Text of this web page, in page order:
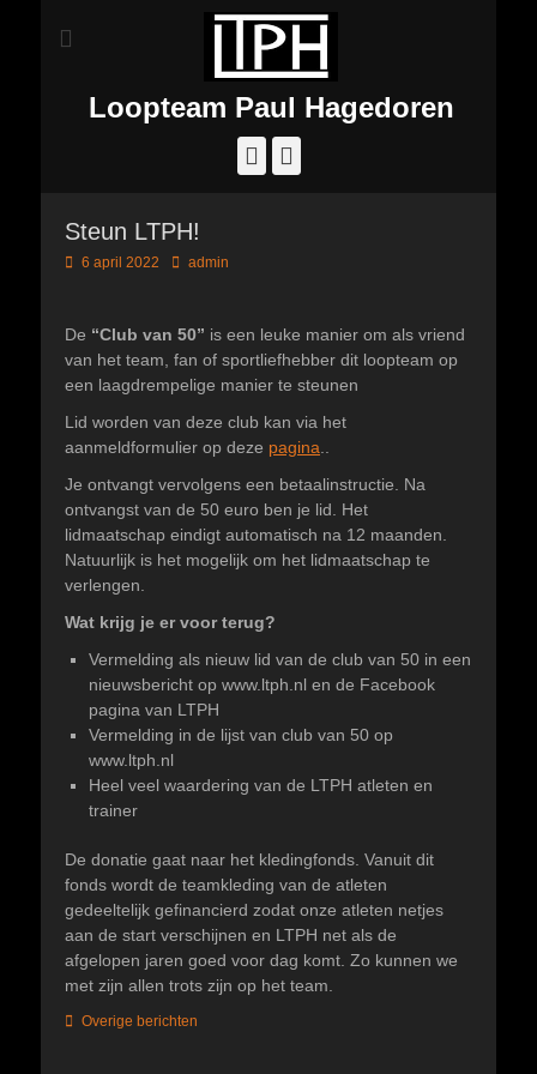
Loopteam Paul Hagedoren
Facebook
Steun LTPH!
Geplaatst
6 april 2022 Author
admin
De “Club van 50” is een leuke manier om als vriend
van het team, fan of sportliefhebber dit loopteam op
een laagdrempelige manier te steunen
Lid worden van deze club kan via het
aanmeldformulier op deze pagina
Je ontvangt vervolgens een betaalinstructie. Na
ontvangst van de 50 euro ben je lid. Het
lidmaatschap eindigt automatisch na 12 maanden.
Natuurlijk is het mogelijk om het lidmaatschap te
verlengen.
Wat krijg je er voor terug?
Vermelding als nieuw lid van de club van 50 in een
nieuwsbericht op www.ltph.nl en de Facebook
pagina van LTPH
Vermelding in de lijst van club van 50 op
www.ltph.nl
Heel veel waardering van de LTPH atleten en
trainer
De donatie gaat naar het kledingfonds. Vanuit dit
fonds wordt de teamkleding van de atleten
gedeeltelijk gefinancierd zodat onze atleten netjes
aan de start verschijnen en LTPH net als de
afgelopen jaren goed voor dag komt. Zo kunnen we
met zijn allen trots zijn op het team.
Categorieën
Overige berichten